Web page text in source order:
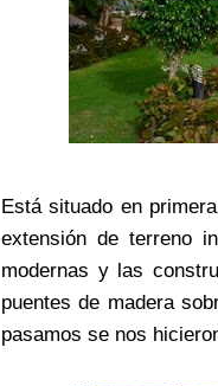
Está situado en
extensión de terreno
modernas y las
puentes de madera
pasamos se nos